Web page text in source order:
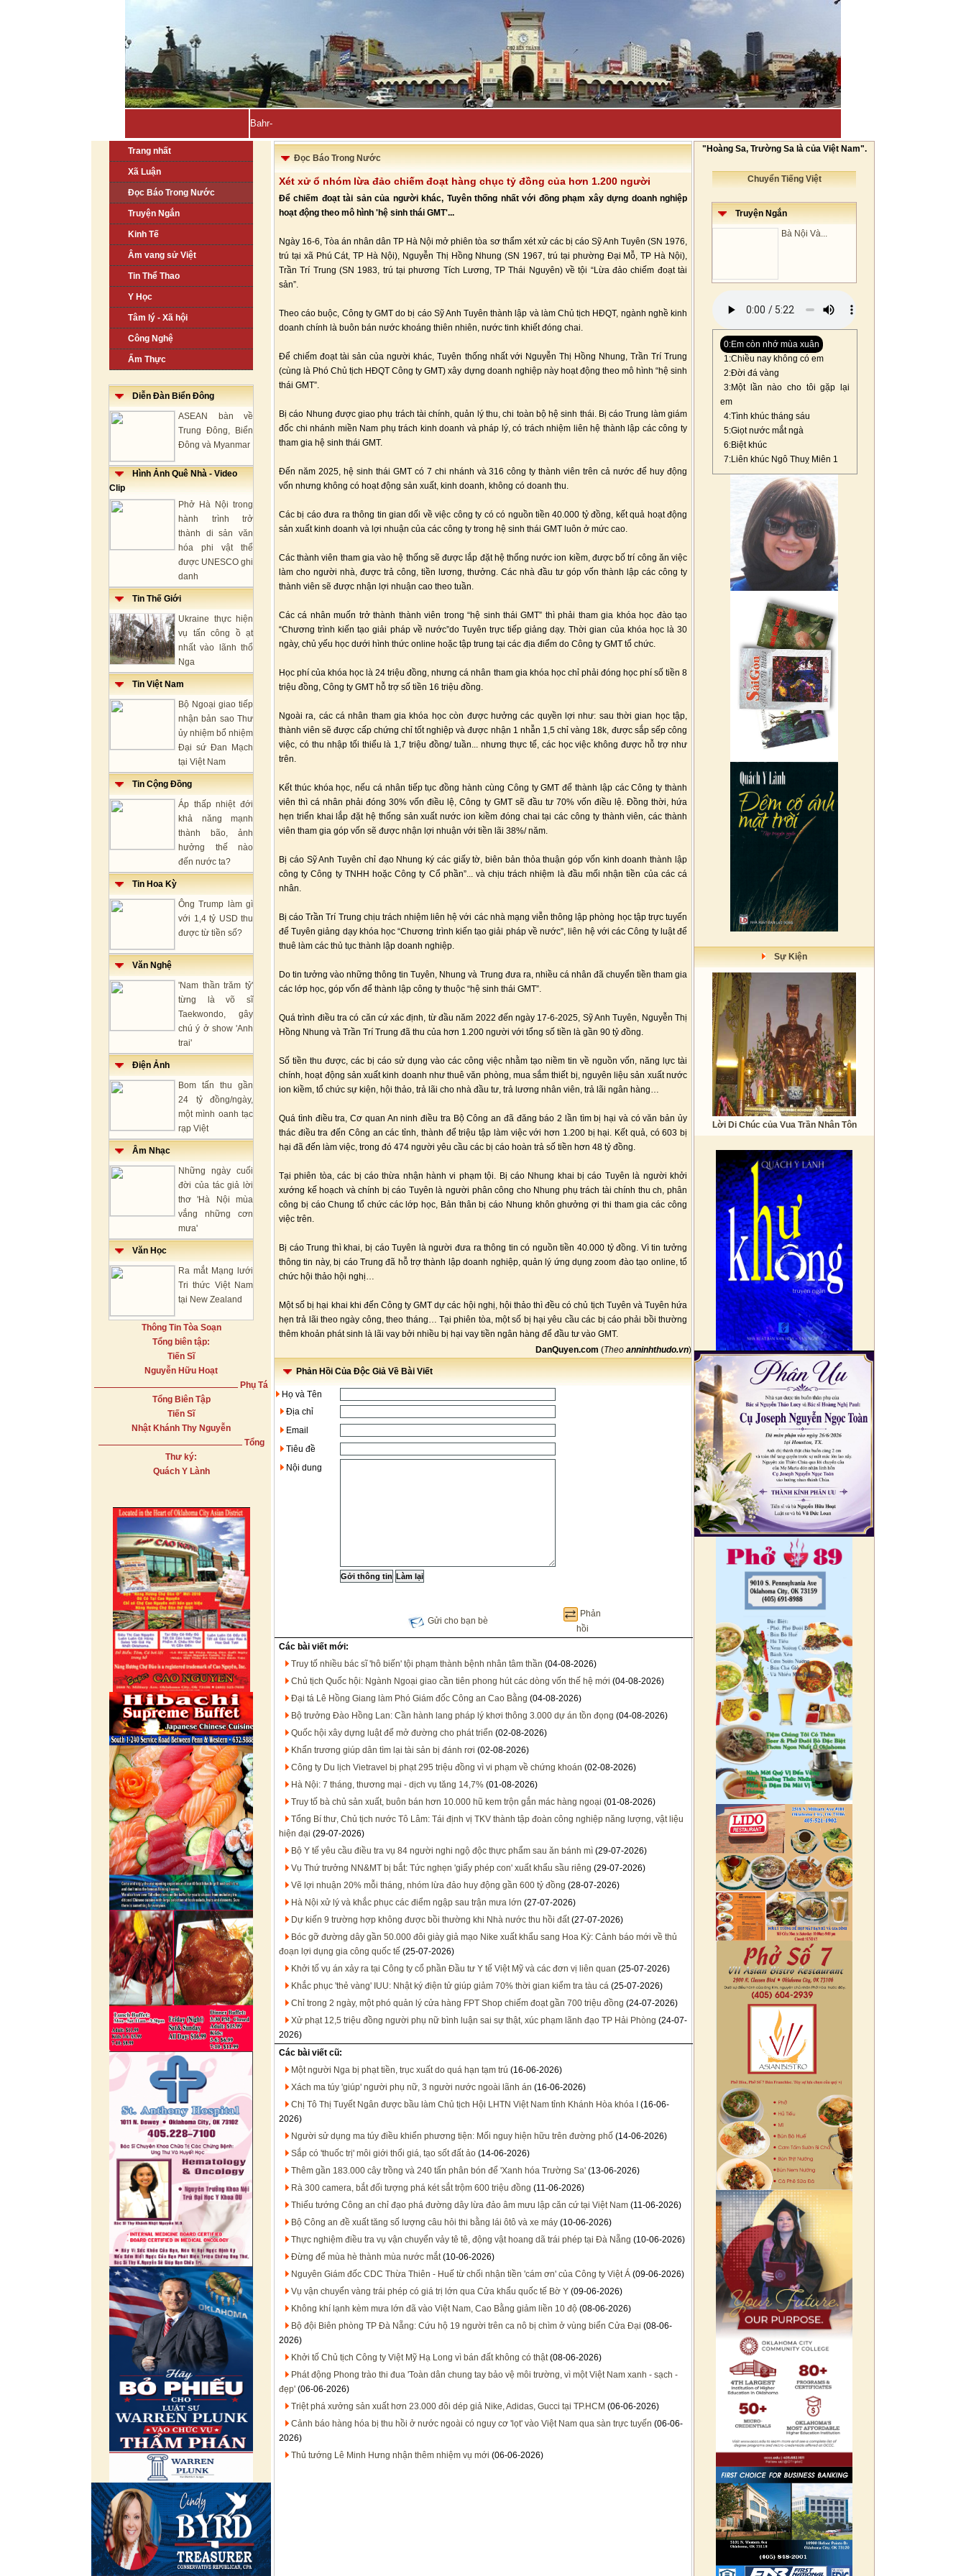
Bahrain, Kuwait tuyên bố đẩy lù_
Trang nhất
Xã Luận
Đọc Báo Trong Nước
Truyện Ngắn
Kinh Tế
Âm vang sử Việt
Tin Thể Thao
Y Học
Tâm lý - Xã hội
Công Nghệ
Ẩm Thực
Diễn Đàn Biển Đông
ASEAN bàn về
Trung Đông, Biển
Đông và Myanmar
Hình Ảnh Quê Nhà - Video
Clip
Phở Hà Nội trong
hành trình trở
thành di sản văn
hóa phi vật thể
được UNESCO ghi
danh
Tin Thế Giới
Ukraine thực hiện
vụ tấn công ồ ạt
nhất vào lãnh thổ
Nga
Tin Việt Nam
Bộ Ngoại giao tiếp
nhận bản sao Thư
ủy nhiệm bổ nhiệm
Đại sứ Đan Mạch
tại Việt Nam
Tin Cộng Đồng
Áp thấp nhiệt đới
khả năng mạnh
thành bão, ảnh
hưởng thế nào
đến nước ta?
Tin Hoa Kỳ
Ông Trump làm gì
với 1,4 tỷ USD thu
được từ tiền số?
Văn Nghệ
'Nam thần trăm tỷ'
từng là võ sĩ
Taekwondo, gây
chú ý ở show 'Anh
trai'
Điện Ảnh
Bom tấn thu gần
24 tỷ đồng/ngày,
một mình oanh tạc
rạp Việt
Âm Nhạc
Những ngày cuối
đời của tác giả lời
thơ 'Hà Nội mùa
vắng những cơn
mưa'
Văn Học
Ra mắt Mạng lưới
Tri thức Việt Nam
tại New Zealand
Thông Tin Tòa Soạn
Tổng biên tập:
Tiến Sĩ
Nguyễn Hữu Hoạt
Phụ Tá
Tổng Biên Tập
Tiến Sĩ
Nhật Khánh Thy Nguyễn
Tổng
Thư ký:
Quách Y Lành
Đọc Báo Trong Nước
Xét xử ổ nhóm lừa đảo chiếm đoạt hàng chục tỷ đồng của hơn 1.200 người
Để chiếm đoạt tài sản của người khác, Tuyên thống nhất với đồng phạm xây dựng doanh nghiệp
hoạt động theo mô hình 'hệ sinh thái GMT'...
Ngày 16-6, Tòa án nhân dân TP Hà Nội mở phiên tòa sơ thẩm xét xử các bị cáo Sỹ Anh Tuyên (SN 1976,
trú tại xã Phú Cát, TP Hà Nội), Nguyễn Thị Hồng Nhung (SN 1967, trú tại phường Đại Mỗ, TP Hà Nội),
Trần Trí Trung (SN 1983, trú tại phương Tích Lương, TP Thái Nguyên) về tội “Lừa đảo chiếm đoạt tài
sản”.
Theo cáo buộc, Công ty GMT do bị cáo Sỹ Anh Tuyên thành lập và làm Chủ tịch HĐQT, ngành nghề kinh
doanh chính là buôn bán nước khoáng thiên nhiên, nước tinh khiết đóng chai.
Để chiếm đoạt tài sản của người khác, Tuyên thống nhất với Nguyễn Thị Hồng Nhung, Trần Trí Trung
(cùng là Phó Chủ tịch HĐQT Công ty GMT) xây dựng doanh nghiệp này hoạt động theo mô hình “hệ sinh
thái GMT”.
Bị cáo Nhung được giao phụ trách tài chính, quản lý thu, chi toàn bộ hệ sinh thái. Bị cáo Trung làm giám
đốc chi nhánh miền Nam phụ trách kinh doanh và pháp lý, có trách nhiệm liên hệ thành lập các công ty
tham gia hệ sinh thái GMT.
Đến năm 2025, hệ sinh thái GMT có 7 chi nhánh và 316 công ty thành viên trên cả nước để huy động
vốn nhưng không có hoạt động sản xuất, kinh doanh, không có doanh thu.
Các bị cáo đưa ra thông tin gian dối về việc công ty có có nguồn tiền 40.000 tỷ đồng, kết quả hoạt động
sản xuất kinh doanh và lợi nhuận của các công ty trong hệ sinh thái GMT luôn ở mức cao.
Các thành viên tham gia vào hệ thống sẽ được lắp đặt hệ thống nước ion kiềm, được bố trí công ăn việc
làm cho người nhà, được trả công, tiền lương, thưởng. Các nhà đầu tư góp vốn thành lập các công ty
thành viên sẽ được nhận lợi nhuận cao theo tuần.
Các cá nhân muốn trở thành thành viên trong “hệ sinh thái GMT” thì phải tham gia khóa học đào tạo
“Chương trình kiến tạo giải pháp về nước”do Tuyên trực tiếp giảng dạy. Thời gian của khóa học là 30
ngày, chủ yếu học dưới hình thức online hoặc tập trung tại các địa điểm do Công ty GMT tổ chức.
Học phí của khóa học là 24 triệu đồng, nhưng cá nhân tham gia khóa học chỉ phải đóng học phí số tiền 8
triệu đồng, Công ty GMT hỗ trợ số tiền 16 triệu đồng.
Ngoài ra, các cá nhân tham gia khóa học còn được hưởng các quyền lợi như: sau thời gian học tập,
thành viên sẽ được cấp chứng chỉ tốt nghiệp và được nhận 1 nhẫn 1,5 chỉ vàng 18k, được sắp sếp công
việc, có thu nhập tối thiểu là 1,7 triệu đồng/ tuần... nhưng thực tế, các học việc không được hỗ trợ như
trên.
Kết thúc khóa học, nếu cá nhân tiếp tục đồng hành cùng Công ty GMT để thành lập các Công ty thành
viên thì cá nhân phải đóng 30% vốn điều lệ, Công ty GMT sẽ đầu tư 70% vốn điều lệ. Đồng thời, hứa
hẹn triển khai lắp đặt hệ thống sản xuất nước ion kiềm đóng chai tại các công ty thành viên, các thành
viên tham gia góp vốn sẽ được nhận lợi nhuận với tiền lãi 38%/ năm.
Bị cáo Sỹ Anh Tuyên chỉ đạo Nhung ký các giấy tờ, biên bản thỏa thuận góp vốn kinh doanh thành lập
công ty Công ty TNHH hoặc Công ty Cổ phần”... và chịu trách nhiệm là đầu mối nhận tiền của các cá
nhân.
Bị cáo Trần Trí Trung chịu trách nhiệm liên hệ với các nhà mạng viễn thông lập phòng học tập trực tuyến
để Tuyên giảng dạy khóa học “Chương trình kiến tạo giải pháp về nước”, liên hệ với các Công ty luật để
thuê làm các thủ tục thành lập doanh nghiệp.
Do tin tưởng vào những thông tin Tuyên, Nhung và Trung đưa ra, nhiều cá nhân đã chuyển tiền tham gia
các lớp học, góp vốn để thành lập công ty thuộc “hệ sinh thái GMT”.
Quá trình điều tra có căn cứ xác định, từ đầu năm 2022 đến ngày 17-6-2025, Sỹ Anh Tuyên, Nguyễn Thị
Hồng Nhung và Trần Trí Trung đã thu của hơn 1.200 người với tổng số tiền là gần 90 tỷ đồng.
Số tiền thu được, các bị cáo sử dụng vào các công việc nhằm tạo niềm tin về nguồn vốn, năng lực tài
chính, hoạt động sản xuất kinh doanh như thuê văn phòng, mua sắm thiết bị, nguyên liệu sản xuất nước
ion kiềm, tổ chức sự kiện, hội thảo, trả lãi cho nhà đầu tư, trả lương nhân viên, trả lãi ngân hàng…
Quá tình điều tra, Cơ quan An ninh điều tra Bộ Công an đã đăng báo 2 lần tìm bị hại và có văn bản ủy
thác điều tra đến Công an các tỉnh, thành để triệu tập làm việc với hơn 1.200 bị hại. Kết quả, có 603 bị
hại đã đến làm việc, trong đó 474 người yêu cầu các bị cáo hoàn trả số tiền hơn 48 tỷ đồng.
Tại phiên tòa, các bị cáo thừa nhận hành vi phạm tội. Bị cáo Nhung khai bị cáo Tuyên là người khởi
xướng kế hoạch và chính bị cáo Tuyên là người phân công cho Nhung phụ trách tài chính thu ch, phân
công bị cáo Chung tổ chức các lớp học, Bản thân bị cáo Nhung khôn ghưởng ợi thi tham gia các công
việc trên.
Bị cáo Trung thì khai, bị cáo Tuyên là người đưa ra thông tin có nguồn tiền 40.000 tỷ đồng. Vì tin tưởng
thông tin này, bị cáo Trung đã hỗ trợ thành lập doanh nghiệp, quản lý ứng dụng zoom đào tạo online, tổ
chức hội thảo hội nghị…
Một số bị hại khai khi đến Công ty GMT dự các hội nghị, hội thảo thì đều có chủ tịch Tuyên và Tuyên hứa
hẹn trả lãi theo ngày công, theo tháng… Tại phiên tòa, một số bị hại yêu cầu các bị cáo phải bồi thường
thêm khoản phát sinh là lãi vay bởi nhiều bị hại vay tiền ngân hàng để đầu tư vào GMT.
DanQuyen.com (Theo anninhthudo.vn)
Phản Hồi Của Độc Giả Về Bài Viết
Họ và Tên
Địa chỉ
Email
Tiêu đề
Nội dung
Gửi cho bạn bè
Phản
hồi
Các bài viết mới:
Truy tố nhiều bác sĩ 'hô biến' tội phạm thành bệnh nhân tâm thần (04-08-2026)
Chủ tịch Quốc hội: Ngành Ngoại giao cần tiên phong hút các dòng vốn thế hệ mới (04-08-2026)
Đại tá Lê Hồng Giang làm Phó Giám đốc Công an Cao Bằng (04-08-2026)
Bộ trưởng Đào Hồng Lan: Cần hành lang pháp lý khơi thông 3.000 dự án tồn đọng (04-08-2026)
Quốc hội xây dựng luật để mở đường cho phát triển (02-08-2026)
Khẩn trương giúp dân tìm lại tài sản bị đánh rơi (02-08-2026)
Công ty Du lịch Vietravel bị phạt 295 triệu đồng vì vi phạm về chứng khoán (02-08-2026)
Hà Nội: 7 tháng, thương mại - dịch vụ tăng 14,7% (01-08-2026)
Truy tố bà chủ sản xuất, buôn bán hơn 10.000 hũ kem trộn gắn mác hàng ngoại (01-08-2026)
Tổng Bí thư, Chủ tịch nước Tô Lâm: Tái định vị TKV thành tập đoàn công nghiệp năng lượng, vật liệu
hiện đại (29-07-2026)
Bộ Y tế yêu cầu điều tra vụ 84 người nghi ngộ độc thực phẩm sau ăn bánh mì (29-07-2026)
Vụ Thứ trưởng NN&MT bị bắt: Tức nghẹn 'giấy phép con' xuất khẩu sầu riêng (29-07-2026)
Vẽ lợi nhuận 20% mỗi tháng, nhóm lừa đảo huy động gần 600 tỷ đồng (28-07-2026)
Hà Nội xử lý và khắc phục các điểm ngập sau trận mưa lớn (27-07-2026)
Dự kiến 9 trường hợp không được bồi thường khi Nhà nước thu hồi đất(27-07-2026)
Bóc gỡ đường dây gần 50.000 đôi giày giả mạo Nike xuất khẩu sang Hoa Kỳ: Cảnh báo mới về thủ
đoạn lợi dụng gia công quốc tế (25-07-2026)
Khởi tố vụ án xảy ra tại Công ty cổ phần Đầu tư Y tế Việt Mỹ và các đơn vị liên quan (25-07-2026)
Khắc phục 'thẻ vàng' IUU: Nhật ký điện tử giúp giảm 70% thời gian kiểm tra tàu cá (25-07-2026)
Chỉ trong 2 ngày, một phó quản lý cửa hàng FPT Shop chiếm đoạt gần 700 triệu đồng (24-07-2026)
Xử phạt 12,5 triệu đồng người phụ nữ bình luận sai sự thật, xúc phạm lãnh đạo TP Hải Phòng (24-07-
2026)
Các bài viết cũ:
Một người Nga bị phạt tiền, trục xuất do quá hạn tạm trú (16-06-2026)
Xách ma túy 'giúp' người phụ nữ, 3 người nước ngoài lãnh án (16-06-2026)
Chị Tô Thị Tuyết Ngân được bầu làm Chủ tịch Hội LHTN Việt Nam tỉnh Khánh Hòa khóa I
(16-06-
2026)
Người sử dụng ma túy điều khiển phương tiện: Mối nguy hiện hữu trên đường phố (14-06-2026)
Sắp có 'thuốc trị' môi giới thổi giá, tạo sốt đất ảo (14-06-2026)
Thêm gần 183.000 cây trồng và 240 tấn phân bón để 'Xanh hóa Trường Sa' (13-06-2026)
Rà 300 camera, bắt đối tượng phá két sắt trộm 600 triệu đồng (11-06-2026)
Thiếu tướng Công an chỉ đạo phá đường dây lừa đảo âm mưu lập căn cứ tại Việt Nam (11-06-2026)
Bộ Công an đề xuất tăng số lượng câu hỏi thi bằng lái ôtô và xe máy (10-06-2026)
Thực nghiệm điều tra vụ vận chuyển vảy tê tê, động vật hoang dã trái phép tại Đà Nẵng (10-06-2026)
Đừng để mùa hè thành mùa nước mắt(10-06-2026)
Nguyên Giám đốc CDC Thừa Thiên - Huế từ chối nhận tiền 'cám ơn' của Công ty Việt Á (09-06-2026)
Vụ vận chuyển vàng trái phép có giá trị lớn qua Cửa khẩu quốc tế Bờ Y (09-06-2026)
Không khí lạnh kèm mưa lớn đã vào Việt Nam, Cao Bằng giảm liền 10 độ (08-06-2026)
Bộ đội Biên phòng TP Đà Nẵng: Cứu hộ 19 người trên ca nô bị chìm ở vùng biển Cửa Đại (08-06-
2026)
Khởi tố Chủ tịch Công ty Việt Mỹ Hạ Long vì bán đất không có thật(08-06-2026)
Phát động Phong trào thi đua 'Toàn dân chung tay bảo vệ môi trường, vì một Việt Nam xanh - sạch -
đẹp' (06-06-2026)
Triệt phá xưởng sản xuất hơn 23.000 đôi dép giả Nike, Adidas, Gucci tại TP.HCM (06-06-2026)
Cảnh báo hàng hóa bị thu hồi ở nước ngoài có nguy cơ 'lọt' vào Việt Nam qua sàn trực tuyến (06-06-
2026)
Thủ tướng Lê Minh Hưng nhận thêm nhiệm vụ mới (06-06-2026)
"Hoàng Sa, Trường Sa là của Việt Nam".
Chuyển Tiếng Việt
Truyện Ngắn
Bà Nội Và...
0:Em còn nhớ mùa xuân
1:Chiều nay không có em
2:Đời đá vàng
3:Một lần nào cho tôi gặp lại
em
4:Tình khúc tháng sáu
5:Giọt nước mắt ngà
6:Biệt khúc
7:Liên khúc Ngô Thuỵ Miên 1
Sự Kiện
Lời Di Chúc của Vua Trần Nhân Tôn